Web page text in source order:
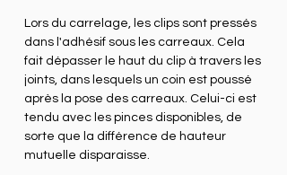
Lors du carrelage, les clips sont pressés
dans l'adhésif sous les carreaux. Cela
fait dépasser le haut du clip à travers les
joints, dans lesquels un coin est poussé
après la pose des carreaux. Celui-ci est
tendu avec les pinces disponibles, de
sorte que la différence de hauteur
mutuelle disparaisse.